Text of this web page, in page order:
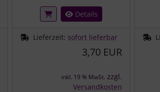
Details
Lieferzeit: sofort lieferbar
3,70 EUR
inkl. 19 % MwSt. zzgl.
Versandkosten